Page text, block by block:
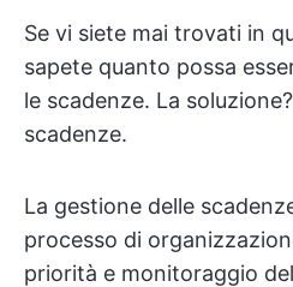
Se vi siete mai trovati in
sapete quanto possa
le scadenze. La
scadenze.
La gestione delle
processo di
priorità e monitoraggio